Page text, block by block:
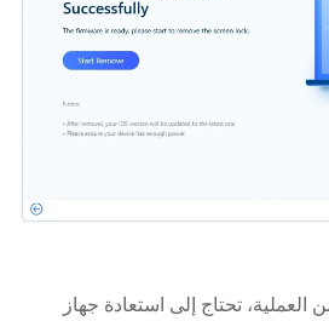
العملية، تحتاج إلى استعادة جهاز